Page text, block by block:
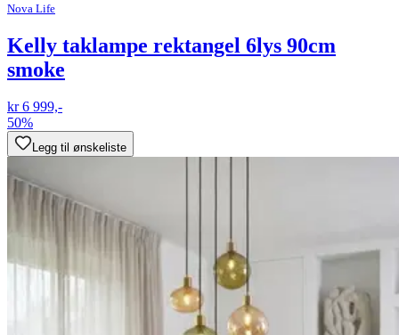
Nova Life
Kelly taklampe rektangel 6lys 90cm
smoke
kr 6 999,-
50%
Legg til ønskeliste